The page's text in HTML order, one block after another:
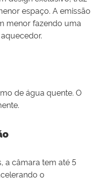
espaço. A emissão
menor fazendo uma
de água quente. O
a câmara tem até 5
o